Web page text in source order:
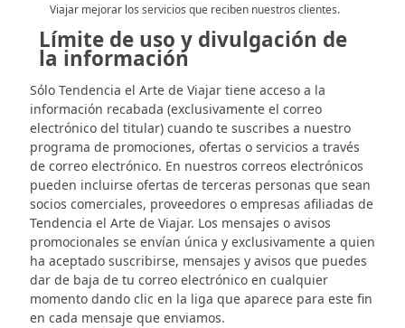
Viajar mejorar los servicios que reciben nuestros clientes.
Límite de uso y divulgación de
la información
Sólo Tendencia el Arte de Viajar tiene acceso a la
información recabada (exclusivamente el correo
electrónico del titular) cuando te suscribes a nuestro
programa de promociones, ofertas o servicios a través
de correo electrónico. En nuestros correos electrónicos
pueden incluirse ofertas de terceras personas que sean
socios comerciales, proveedores o empresas afiliadas de
Tendencia el Arte de Viajar. Los mensajes o avisos
promocionales se envían única y exclusivamente a quien
ha aceptado suscribirse, mensajes y avisos que puedes
dar de baja de tu correo electrónico en cualquier
momento dando clic en la liga que aparece para este fin
en cada mensaje que enviamos.